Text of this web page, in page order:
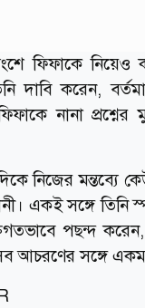
ফিফাকে নিয়েও
দাবি করেন,
নানা
নিজের মন্তব্যে
একই সঙ্গে তিনি
পছন্দ
আচরণের সঙ্গে